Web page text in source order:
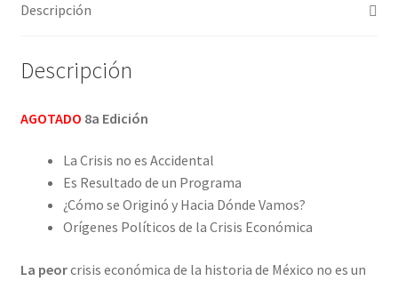
Descripción
Descripción
AGOTADO 8a Edición
La Crisis no es Accidental
Es Resultado de un Programa
¿Cómo se Originó y Hacia Dónde Vamos?
Orígenes Políticos de la Crisis Económica
La peorcrisis económica de la historia de México no es un